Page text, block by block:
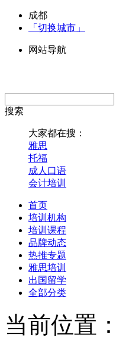
成都
「切换城市」
网站导航
搜索
大家都在搜：
雅思
托福
成人口语
会计培训
首页
培训机构
培训课程
品牌动态
热推专题
雅思培训
出国留学
全部分类
当前位置：